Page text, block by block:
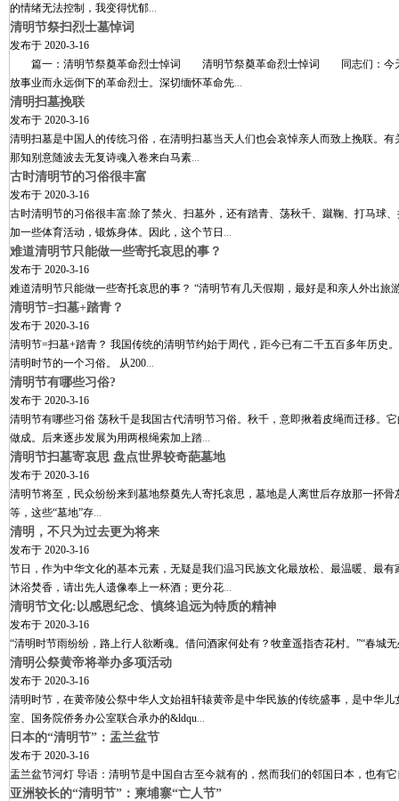
的情绪无法控制，我变得忧郁...
清明节祭扫烈士墓悼词
发布于 2020-3-16
篇一：清明节祭奠革命烈士悼词 清明节祭奠革命烈士悼词 同志们：今天，
放事业而永远倒下的革命烈士。深切缅怀革命先...
清明扫墓挽联
发布于 2020-3-16
清明扫墓是中国人的传统习俗，在清明扫墓当天人们也会哀悼亲人而致上
那知别意随波去无复诗魂入卷来白马素...
古时清明节的习俗很丰富
发布于 2020-3-16
古时清明节的习俗很丰富:除了禁火、扫墓外，还有踏青、荡秋千、蹴鞠、打马球
加一些体育活动，锻炼身体。因此，这个节日 ...
难道清明节只能做一些寄托哀思的事？
发布于 2020-3-16
难道清明节只能做一些寄托哀思的事？ “清明节有几天假期，最好是和亲人外出
清明节=扫墓+踏青？
发布于 2020-3-16
清明节=扫墓+踏青？ 我国传统的清明节约始于周代，距今已有二千五百多年历
清明时节的一个习俗。 从200...
清明节有哪些习俗?
发布于 2020-3-16
清明节有哪些习俗 荡秋千是我国古代清明节习俗。秋千，意即揪着皮绳而迁移。
做成。后来逐步发展为用两根绳索加上踏...
清明节扫墓寄哀思 盘点世界较奇葩墓地
发布于 2020-3-16
清明节将至，民众纷纷来到墓地祭奠先人寄托哀思，墓地是人离世后存放那一抔
等，这些“墓地”存...
清明，不只为过去更为将来
发布于 2020-3-16
节日，作为中华文化的基本元素，无疑是我们温习民族文化最放松、最温暖、
沐浴焚香，请出先人遗像奉上一杯酒；更分花...
清明节文化:以感恩纪念、慎终追远为特质的精神
发布于 2020-3-16
“清明时节雨纷纷，路上行人欲断魂。借问酒家何处有？牧童遥指杏花村。”“春城
清明公祭黄帝将举办多项活动
发布于 2020-3-16
清明时节，在黄帝陵公祭中华人文始祖轩辕黄帝是中华民族的传统盛事，是中
室、国务院侨务办公室联合承办的&ldqu...
日本的“清明节”：盂兰盆节
发布于 2020-3-16
盂兰盆节河灯 导语：清明节是中国自古至今就有的，然而我们的邻国日本，也有
亚洲较长的“清明节”：柬埔寨“亡人节”